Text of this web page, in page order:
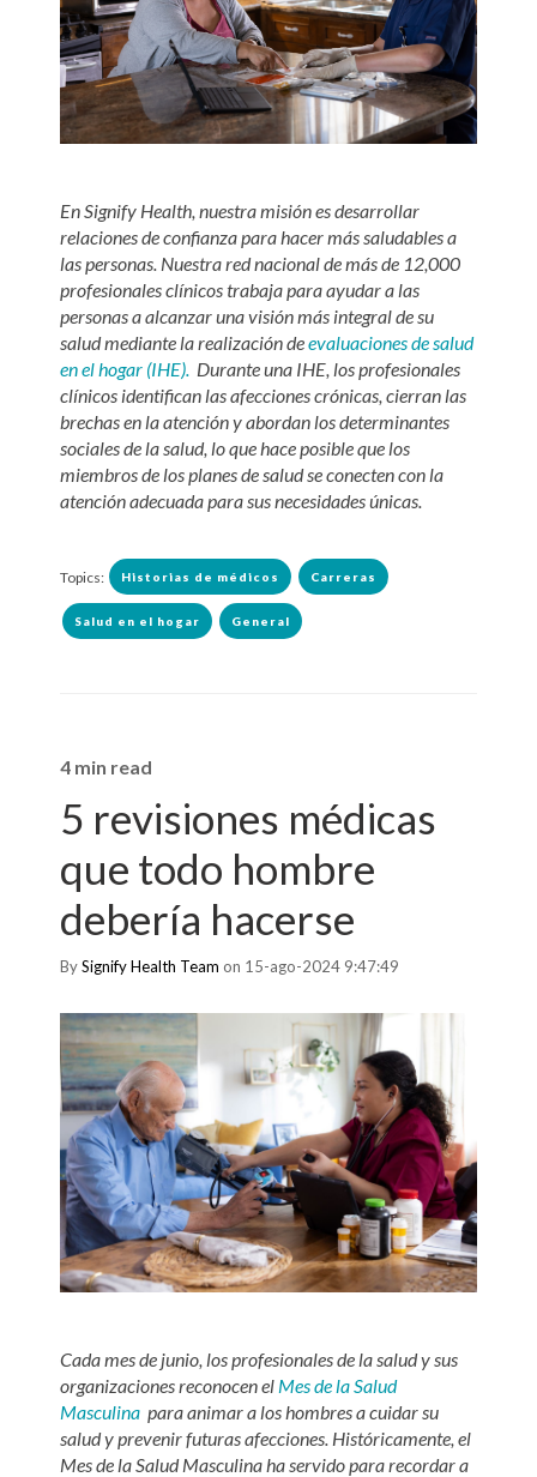
En Signify Health, nuestra misión es desarrollar
relaciones de confianza para hacer más saludables a
las personas. Nuestra red nacional de más de 12,000
profesionales clínicos trabaja para ayudar a las
personas a alcanzar una visión más integral de su
salud mediante la realización deevaluaciones de salud
en el hogar (IHE). Durante una IHE, los profesionales
clínicos identifican las afecciones crónicas, cierran las
brechas en la atención y abordan los determinantes
sociales de la salud, lo que hace posible que los
miembros de los planes de salud se conecten con la
atención adecuada para sus necesidades únicas.
Topics: Historias de médicos Carreras
Salud en el hogar General
4 min read
5 revisiones médicas
que todo hombre
debería hacerse
BySignify Health Team on 15-ago-2024 9:47:49
Cada mes de junio, los profesionales de la salud y sus
organizaciones reconocen el Mes de la Salud
Masculina para animar a los hombres a cuidar su
salud y prevenir futuras afecciones. Históricamente, el
Mes de la Salud Masculina ha servido para recordar a